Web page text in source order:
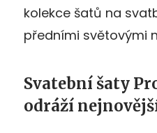
kolekce šatů na
předními světovými
Svatební šaty
odráží